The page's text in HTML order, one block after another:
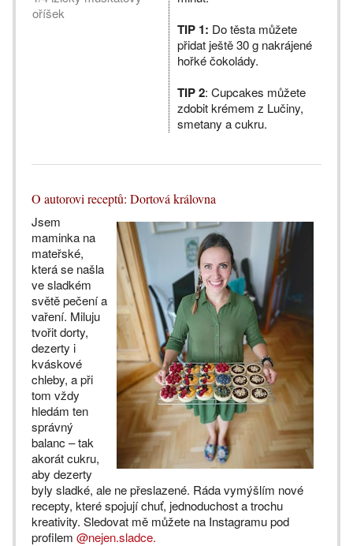
oříšek
TIP 1: Do těsta můžete
přidat ještě 30 g nakrájené
hořké čokolády.
TIP 2: Cupcakes můžete
zdobit krémem z Lučiny,
smetany a cukru.
O autorovi receptů: Dortová královna
Jsem
maminka na
mateřské,
která se našla
ve sladkém
světě pečení a
vaření. Miluju
tvořit dorty,
dezerty i
kváskové
chleby, a při
tom vždy
hledám ten
správný
balanc – tak
akorát cukru,
aby dezerty
byly sladké, ale ne přeslazené. Ráda vymýšlím nové
recepty, které spojují chuť, jednoduchost a trochu
kreativity. Sledovat mě můžete na Instagramu pod
profilem @nejen.sladce.